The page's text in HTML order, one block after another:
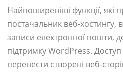
Найпоширеніші функції, які
постачальник веб-хостингу,
записи електронної пошти,
підтримку WordPress.
перенести створені веб-